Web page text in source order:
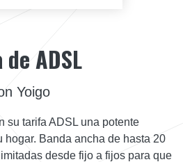
ADSL
Yoigo
su tarifa ADSL una potente
hogar. Banda ancha de hasta 20
desde fijo a fijos para que